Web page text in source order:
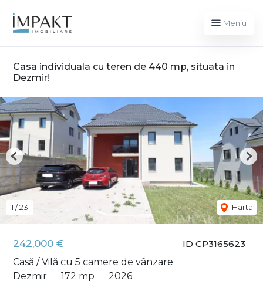
Meniu
Casa individuala cu teren de 440 mp, situata in
Dezmir!
ID CP3165623
242,000 €
Casă / Vilă cu 5 camere de vânzare
Dezmir
172 mp 2026
1 /23 Harta
Previous